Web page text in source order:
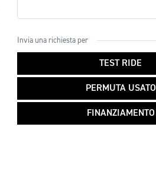
Invia una richiesta per
TEST RIDE
PERMUTA USATO
FINANZIAMENTO